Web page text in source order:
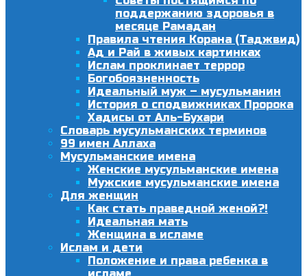
поддержанию здоровья в
месяце Рамадан
Правила чтения Корана (Таджвид)
Ад и Рай в живых картинках
Ислам проклинает террор
Богобоязненность
Идеальный муж – мусульманин
История о сподвижниках Пророка
Хадисы от Аль-Бухари
Словарь мусульманских терминов
99 имен Аллаха
Мусульманские имена
Женские мусульманские имена
Мужские мусульманские имена
Для женщин
Как стать праведной женой?!
Идеальная мать
Женщина в исламе
Ислам и дети
Положение и права ребенка в